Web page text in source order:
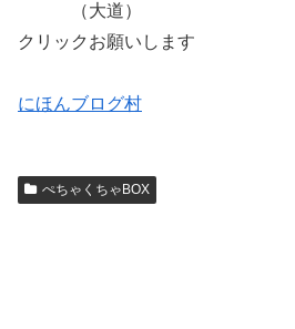
（大道）
クリックお願いします
にほんブログ村
ぺちゃくちゃBOX